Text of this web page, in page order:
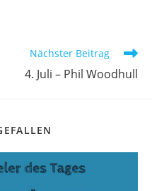
Nächster Beitrag
4. Juli – Phil Woodhull